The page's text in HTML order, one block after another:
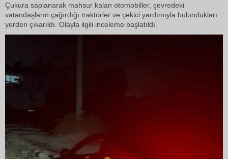
Çukura saplanarak mahsur kalan otomobiller, çevredeki
vatandaşların çağırdığı traktörler ve çekici yardımıyla bulundukları
yerden çıkarıldı. Olayla ilgili inceleme başlatıldı.